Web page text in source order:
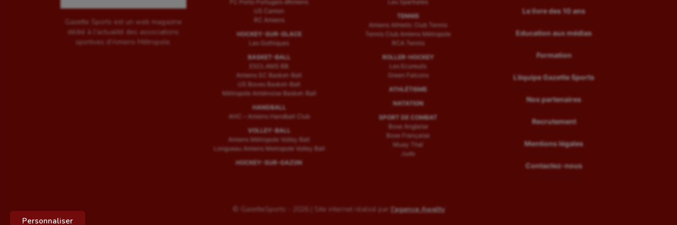
Personnaliser
Gazette Sports est un web magazine
dédié à l'actualité des associations
sportives d'Amiens Métropole.
FC Porto Portugais d’Amiens
US Camon
RC Amiens
HOCKEY-SUR-GLACE
Les Gothiques
BASKET-BALL
ESCLAMS BB
Amiens SC Basket-Ball
US Boves Basket-Ball
Métropole Amiénoise Basket-Ball
HANDBALL
AHC – Amiens Handball Club
VOLLEY-BALL
Amiens Métropole Volley Ball
Longueau Amiens Metropole Volley Ball
HOCKEY-SUR-GAZON
Les Spartiates
TENNIS
Amiens Athletic Club Tennis
Tennis Club Amiens Métropole
RCA Tennis
ROLLER-HOCKEY
Les Ecureuils
Green Falcons
ATHLÉTISME
NATATION
SPORT DE COMBAT
Boxe Anglaise
Boxe Française
Muay Thaï
Judo
Le livre des 10 ans
Education aux médias
Formation
L’équipe Gazette Sports
Nos partenaires
Recrutement
Mentions légales
Contactez-nous
© GazetteSports - 2026 | Site internet réalisé par l'agence Awelty